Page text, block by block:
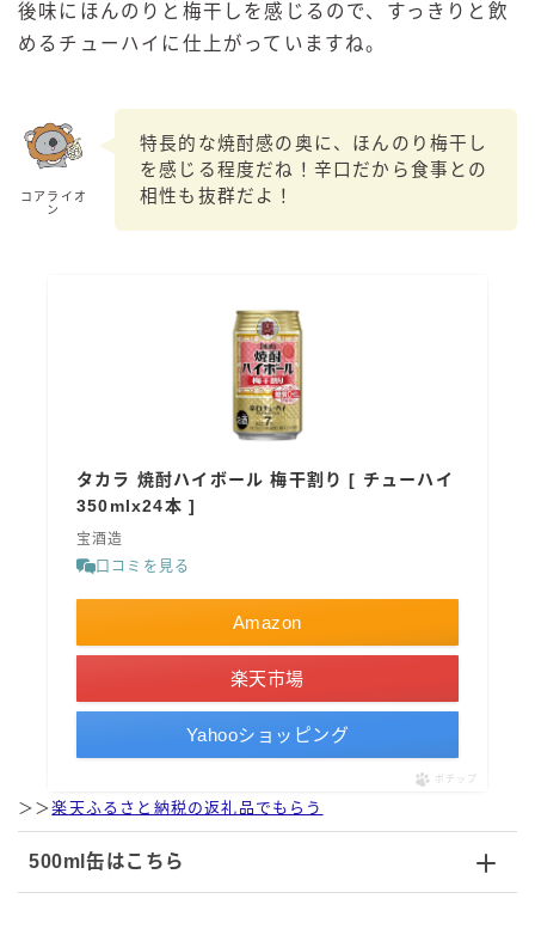
後味にほんのりと梅干しを感じるので、すっきりと飲
めるチューハイに仕上がっていますね。
コアライオ
ン
特長的な焼酎感の奥に、ほんのり梅干し
を感じる程度だね！辛口だから食事との
相性も抜群だよ！
タカラ 焼酎ハイボール 梅干割り [ チューハイ
350mlx24本 ]
宝酒造
口コミを見る
Amazon
楽天市場
Yahooショッピング
ポチップ
＞＞楽天ふるさと納税の返礼品でもらう
500ml缶はこちら